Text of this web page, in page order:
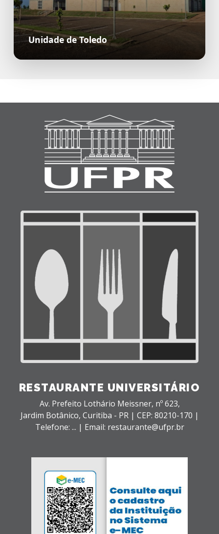
Unidade de Toledo
RESTAURANTE UNIVERSITÁRIO
Av. Prefeito Lothário Meissner, nº 623,
Jardim Botânico, Curitiba - PR | CEP: 80210-170 |
Telefone: ... | Email: restaurante@ufpr.br